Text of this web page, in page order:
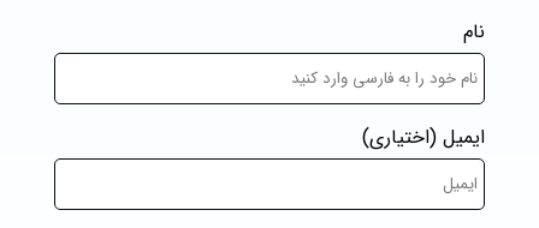
نام
ایمیل (اختیاری)